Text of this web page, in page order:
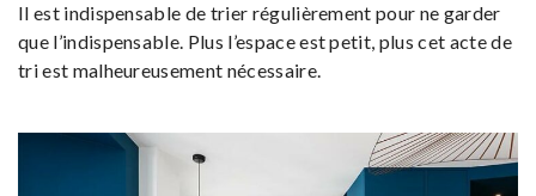
Il est indispensable de trier régulièrement pour ne garder
que l’indispensable. Plus l’espace est petit, plus cet acte de
tri est malheureusement nécessaire.